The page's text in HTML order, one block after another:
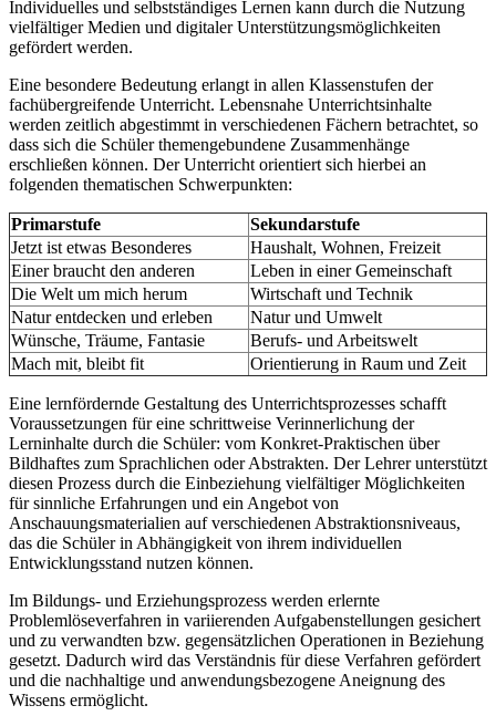
Individuelles und selbstständiges Lernen kann durch die Nutzung
vielfältiger Medien und digitaler Unterstützungsmöglichkeiten
gefördert werden.
Eine besondere Bedeutung erlangt in allen Klassenstufen der
fachübergreifende Unterricht. Lebensnahe Unterrichtsinhalte
werden zeitlich abgestimmt in verschiedenen Fächern betrachtet, so
dass sich die Schüler themengebundene Zusammenhänge
erschließen können. Der Unterricht orientiert sich hierbei an
folgenden thematischen Schwerpunkten:
Primarstufe
Sekundarstufe
Jetzt ist etwas Besonderes
Haushalt, Wohnen, Freizeit
Einer braucht den anderen
Leben in einer Gemeinschaft
Die Welt um mich herum
Wirtschaft und Technik
Natur entdecken und erleben
Natur und Umwelt
Wünsche, Träume, Fantasie
Berufs- und Arbeitswelt
Mach mit, bleibt fit
Orientierung in Raum und Zeit
Eine lernfördernde Gestaltung des Unterrichtsprozesses schafft
Voraussetzungen für eine schrittweise Verinnerlichung der
Lerninhalte durch die Schüler: vom Konkret-Praktischen über
Bildhaftes zum Sprachlichen oder Abstrakten. Der Lehrer unterstützt
diesen Prozess durch die Einbeziehung vielfältiger Möglichkeiten
für sinnliche Erfahrungen und ein Angebot von
Anschauungsmaterialien auf verschiedenen Abstraktionsniveaus,
das die Schüler in Abhängigkeit von ihrem individuellen
Entwicklungsstand nutzen können.
Im Bildungs- und Erziehungsprozess werden erlernte
Problemlöseverfahren in variierenden Aufgabenstellungen gesichert
und zu verwandten bzw. gegensätzlichen Operationen in Beziehung
gesetzt. Dadurch wird das Verständnis für diese Verfahren gefördert
und die nachhaltige und anwendungsbezogene Aneignung des
Wissens ermöglicht.